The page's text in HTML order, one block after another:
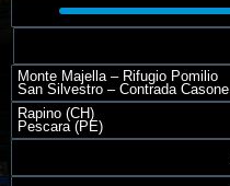
Monte Majella – Rifugio Pomilio
San Silvestro – Contrada Casone
Rapino (CH)
Pescara (PE)